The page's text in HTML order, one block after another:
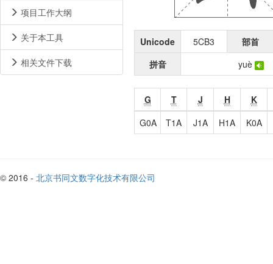
项目工作大纲
关于本工具
相关文件下载
Unicode 5CB3
部首
拼音
yuè
G T J H
K
G0A
T1A J1A H1A K0A
© 2016 - 北京书同文数字化技术有限公司